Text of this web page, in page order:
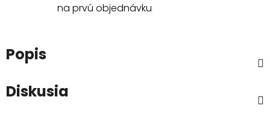
na prvú objednávku
Popis
Diskusia